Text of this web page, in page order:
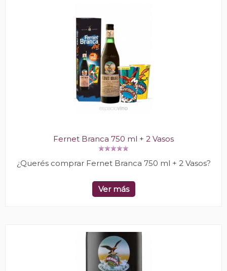
Fernet Branca 750 ml + 2 Vasos
¿Querés comprar Fernet Branca 750 ml + 2 Vasos?
Ver más